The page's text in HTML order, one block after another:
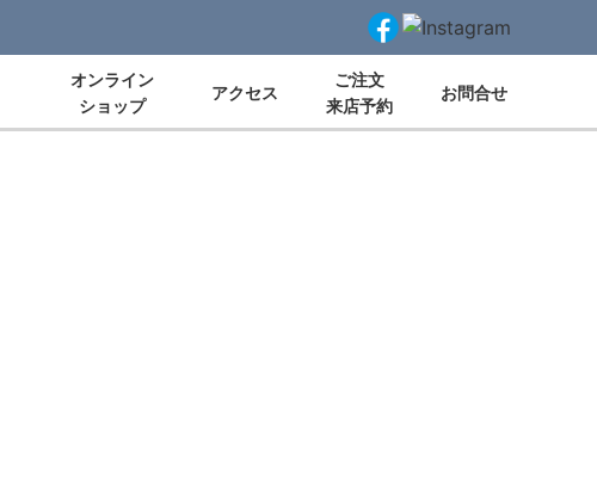
オンライン
ショップ
アクセス
ご注文
来店予約
お問合せ